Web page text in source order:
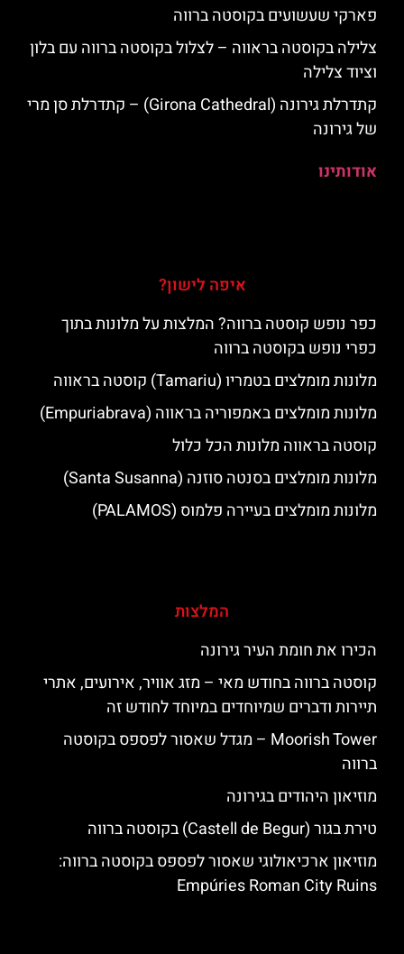
פארקי שעשועים בקוסטה ברווה
צלילה בקוסטה בראווה – לצלול בקוסטה ברווה עם בלון
וציוד צלילה
קתדרלת גירונה (Girona Cathedral) – קתדרלת סן מרי
של גירונה
אודותינו
איפה לישון?
כפר נופש קוסטה ברווה? המלצות על מלונות בתוך
כפרי נופש בקוסטה ברווה
מלונות מומלצים בטמריו (Tamariu) קוסטה בראווה
מלונות מומלצים באמפוריה בראווה (Empuriabrava)
קוסטה בראווה מלונות הכל כלול
מלונות מומלצים בסנטה סוזנה (Santa Susanna)
מלונות מומלצים בעיירה פלמוס (PALAMOS)
המלצות
הכירו את חומת העיר גירונה
קוסטה ברווה בחודש מאי – מזג אוויר, אירועים, אתרי
תיירות ודברים שמיוחדים במיוחד לחודש זה
‪‪Moorish Tower‬‬ – מגדל שאסור לפספס בקוסטה
ברווה
מוזיאון היהודים בגירונה
טירת בגור (Castell de Begur) בקוסטה ברווה
מוזיאון ארכיאולוגי שאסור לפספס בקוסטה ברווה:
Empúries Roman City Ruins